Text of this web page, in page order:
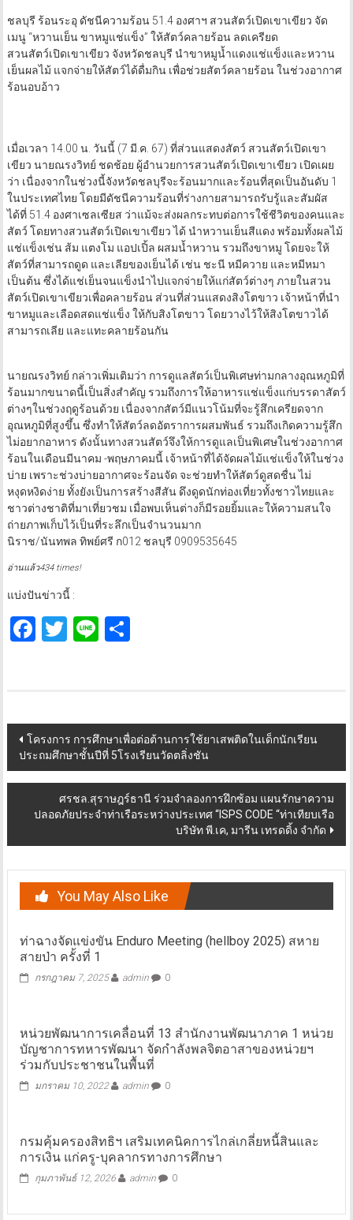
ชลบุรี ร้อนระอุ ดัชนีความร้อน 51.4 องศาฯ สวนสัตว์เปิดเขาเขียว จัด
เมนู “หวานเย็น ขาหมูแช่แข็ง” ให้สัตว์คลายร้อน ลดเครียด
สวนสัตว์เปิดเขาเขียว จังหวัดชลบุรี นำขาหมูน้ำแดงแช่แข็งและหวาน
เย็นผลไม้ แจกจ่ายให้สัตว์ได้ดื่มกิน เพื่อช่วยสัตว์คลายร้อน ในช่วงอากาศ
ร้อนอบอ้าว
เมื่อเวลา 14.00 น. วันนี้ (7 มี.ค. 67) ที่ส่วนแสดงสัตว์ สวนสัตว์เปิดเขา
เขียว นายณรงวิทย์ ชดช้อย ผู้อำนวยการสวนสัตว์เปิดเขาเขียว เปิดเผย
ว่า เนื่องจากในช่วงนี้จังหวัดชลบุรีจะร้อนมากและร้อนที่สุดเป็นอันดับ 1
ในประเทศไทย โดยมีดัชนีความร้อนที่ร่างกายสามารถรับรู้และสัมผัส
ได้ที่ 51.4 องศาเซลเซียส ว่าแม้จะส่งผลกระทบต่อการใช้ชีวิตของคนและ
สัตว์ โดยทางสวนสัตว์เปิดเขาเขียว ได้ นำหวานเย็นสีแดง พร้อมทั้งผลไม้
แช่แข็งเช่น ส้ม แตงโม แอปเปิ้ล ผสมน้ำหวาน รวมถึงขาหมู โดยจะให้
สัตว์ที่สามารถดูด และเลียของเย็นได้ เช่น ชะนี หมีควาย และหมีหมา
เป็นต้น ซึ่งได้แช่เย็นจนแข็งนำไปแจกจ่ายให้แก่สัตว์ต่างๆ ภายในสวน
สัตว์เปิดเขาเขียวเพื่อคลายร้อน ส่วนที่ส่วนแสดงสิงโตขาว เจ้าหน้าที่นำ
ขาหมูและเลือดสดแช่แข็ง ให้กับสิงโตขาว โดยวางไว้ให้สิงโตขาวได้
สามารถเลีย และแทะคลายร้อนกัน
นายณรงวิทย์ กล่าวเพิ่มเติมว่า การดูแลสัตว์เป็นพิเศษท่ามกลางอุณหภูมิที่
ร้อนมากขนาดนี้เป็นสิ่งสำคัญ รวมถึงการให้อาหารแช่แข็งแก่บรรดาสัตว์
ต่างๆในช่วงฤดูร้อนด้วย เนื่องจากสัตว์มีแนวโน้มที่จะรู้สึกเครียดจาก
อุณหภูมิที่สูงขึ้น ซึ่งทำให้สัตว์ลดอัตราการผสมพันธ์ รวมถึงเกิดความรู้สึก
ไม่อยากอาหาร ดังนั้นทางสวนสัตว์จึงให้การดูแลเป็นพิเศษในช่วงอากาศ
ร้อนในเดือนมีนาคม -พฤษภาคมนี้ เจ้าหน้าที่ได้จัดผลไม้แช่แข็งให้ในช่วง
บ่าย เพราะช่วงบ่ายอากาศจะร้อนจัด จะช่วยทำให้สัตว์ดูสดชื่น ไม่
หงุดหงิดง่าย ทั้งยังเป็นการสร้างสีสัน ดึงดูดนักท่องเที่ยวทั้งชาวไทยและ
ชาวต่างชาติที่มาเที่ยวชม เมื่อพบเห็นต่างก็มีรอยยิ้มและให้ความสนใจ
ถ่ายภาพเก็บไว้เป็นที่ระลึกเป็นจำนวนมาก
นิราช/นันทพล ทิพย์ศรี ก012 ชลบุรี 0909535645
อ่านแล้ว434 times!
แบ่งปันข่าวนี้ :
Facebook
Twitter
LineShare
Post
navigation
โครงการ การศึกษาเพื่อต่อต้านการใช้ยาเสพติดในเด็กนักเรียน
ประถมศึกษาชั้นปีที่ 5โรงเรียนวัดตลิ่งชัน
ศรชล.สุราษฎร์ธานี ร่วมจำลองการฝึกซ้อม แผนรักษาความ
ปลอดภัยประจำท่าเรือระหว่างประเทศ “ISPS CODE “ท่าเทียบเรือ
บริษัท พี.เค, มารีน เทรดดิ้ง จำกัด
You May Also Like
ท่าฉางจัดแข่งขัน Enduro Meeting (hellboy 2025) สหาย
สายป่า ครั้งที่ 1
กรกฎาคม 7, 2025 admin 0
หน่วยพัฒนาการเคลื่อนที่ 13 สำนักงานพัฒนาภาค 1 หน่วย
บัญชาการทหารพัฒนา จัดกำลังพลจิตอาสาของหน่วยฯ
ร่วมกับประชาชนในพื้นที่
มกราคม 10, 2022 admin 0
กรมคุ้มครองสิทธิฯ เสริมเทคนิคการไกล่เกลี่ยหนี้สินและ
การเงิน แก่ครู-บุคลากรทางการศึกษา
กุมภาพันธ์ 12, 2026 admin 0